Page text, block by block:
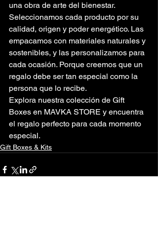
una obra de arte del bienestar.
Seleccionamos cada producto por su
calidad, origen y poder energético. Las
empacamos con materiales naturales y
sostenibles, y las personalizamos para
cada ocasión. Porque creemos que un
regalo debe ser tan especial como la
persona que lo recibe.
Explora nuestra colección de Gift
Boxes en MAVKA STORE y encuentra
el regalo perfecto para cada momento
especial.
Gift Boxes & Kits